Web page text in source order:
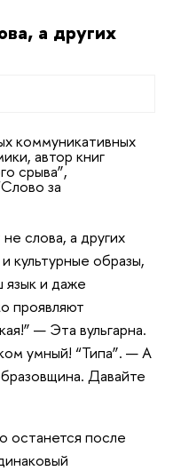
а других
коммуникативных
автор книг
срыва”,
за
слова, а других
культурные образы,
язык и даже
проявляют
— Эта вульгарна.
умный! “Типа”. — А
Давайте
останется после